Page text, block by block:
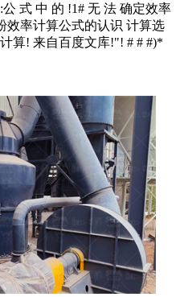
式 中 的 !1# 无 法 确定效率
效率计算公式的认识 计算选
算! 来自百度文库!"! # # #)*